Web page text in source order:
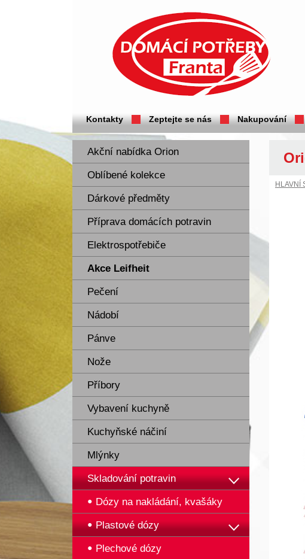
Kontakty Zeptejte se nás Nakupování
Akční nabídka Orion
Oblíbené kolekce
Dárkové předměty
Příprava domácích potravin
Elektrospotřebiče
Akce Leifheit
Pečení
Nádobí
Pánve
Nože
Příbory
Vybavení kuchyně
Kuchyňské náčiní
Mlýnky
Skladování potravin
Dózy na nakládání, kvašáky
Plastové dózy
Plechové dózy
HLAVNÍ